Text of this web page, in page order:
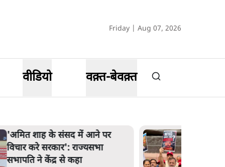
Friday | Aug 07, 2026
वीडियो वक़्त-बेवक़्त
'अमित शाह के संसद में आने पर
विचार करे सरकार': राज्यसभा
सभापति ने केंद्र से कहा